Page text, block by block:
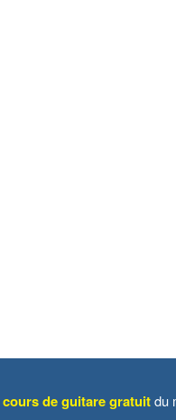
cours de guitare gratuitdu